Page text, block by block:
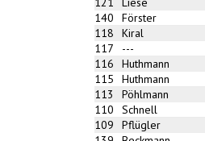
140
Förster
118
Kiral
117
---
116
Huthmann
115
Huthmann
113
Pöhlmann
110
Schnell
109
Pflügler